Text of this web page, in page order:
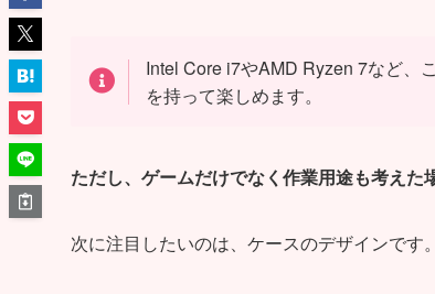
Intel Core i7やAMD Ryzen 7など、
を持って楽しめます。
ただし、ゲームだけでなく作業用途も考えた
次に注目したいのは、ケースのデザインです。